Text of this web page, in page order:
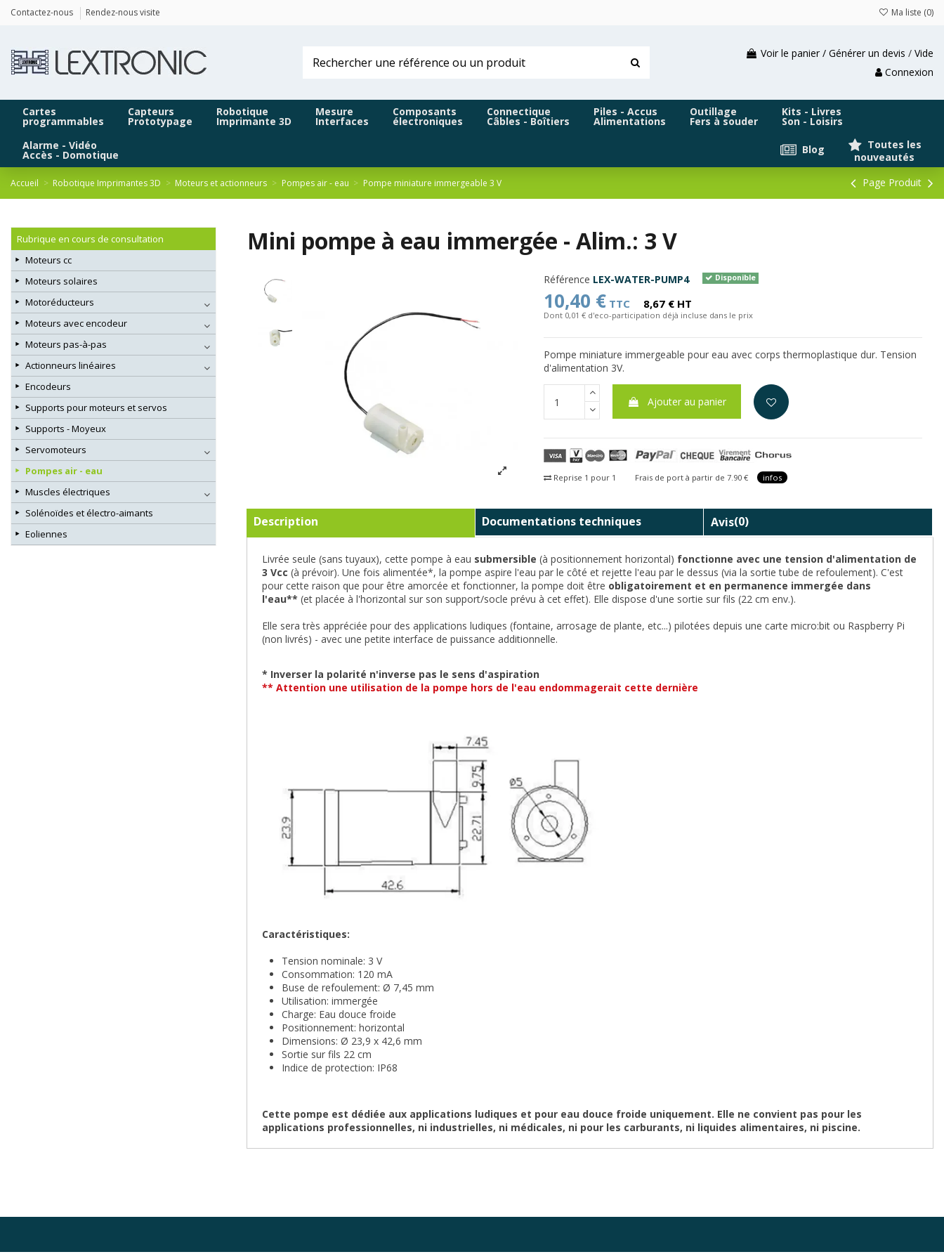
Contactez-nous Rendez-nous visite Ma liste (0)
Voir le panier / Générer un devis / Vide
Connexion
Cartes
programmables
Capteurs
Prototypage
Robotique
Imprimante 3D
Mesure
Interfaces
Composants
électroniques
Connectique
Câbles - Boîtiers
Piles - Accus
Alimentations
Outillage
Fers à souder
Kits - Livres
Son - Loisirs
Alarme - Vidéo
Accès - Domotique
Toutes les
nouveautés
Blog
Accueil Robotique Imprimantes 3D Moteurs et actionneurs Pompes air - eau Pompe miniature immergeable 3 V Page Produit
Mini pompe à eau immergée - Alim.: 3 V
Référence LEX-WATER-PUMP4 Disponible
10,40 € TTC 8,67 € HT
Dont 0,01 € d'eco-participation déjà incluse dans le prix
Pompe miniature immergeable pour eau avec corps thermoplastique dur. Tension
d'alimentation 3V.
Ajouter au panier
Reprise 1 pour 1 Frais de port à partir de 7.90 € infos
Description Documentations techniques Avis(0)
Livrée seule (sans tuyaux), cette pompe à eau submersible (à positionnement horizontal) fonctionne avec une tension d'alimentation de
3 Vcc (à prévoir). Une fois alimentée*, la pompe aspire l'eau par le côté et rejette l'eau par le dessus (via la sortie tube de refoulement). C'est
pour cette raison que pour être amorcée et fonctionner, la pompe doit être obligatoirement et en permanence immergée dans
l'eau** (et placée à l'horizontal sur son support/socle prévu à cet effet). Elle dispose d'une sortie sur fils (22 cm env.).
Elle sera très appréciée pour des applications ludiques (fontaine, arrosage de plante, etc...) pilotées depuis une carte micro:bit ou Raspberry Pi
(non livrés) - avec une petite interface de puissance additionnelle.
* Inverser la polarité n'inverse pas le sens d'aspiration
** Attention une utilisation de la pompe hors de l'eau endommagerait cette dernière
Caractéristiques:
Tension nominale: 3 V
Consommation: 120 mA
Buse de refoulement: Ø 7,45 mm
Utilisation: immergée
Charge: Eau douce froide
Positionnement: horizontal
Dimensions: Ø 23,9 x 42,6 mm
Sortie sur fils 22 cm
Indice de protection: IP68
Cette pompe est dédiée aux applications ludiques et pour eau douce froide uniquement. Elle ne convient pas pour les
applications professionnelles, ni industrielles, ni médicales, ni pour les carburants, ni liquides alimentaires, ni piscine.
Rubrique en cours de consultation
Moteurs cc
Moteurs solaires
Motoréducteurs
Moteurs avec encodeur
Moteurs pas-à-pas
Actionneurs linéaires
Encodeurs
Supports pour moteurs et servos
Supports - Moyeux
Servomoteurs
Pompes air - eau
Muscles électriques
Solénoïdes et électro-aimants
Eoliennes
Panneau de gestion des cookies